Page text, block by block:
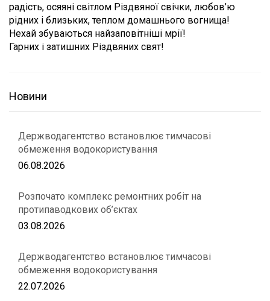
радість, осяяні світлом Різдвяної свічки, любов’ю
рідних і близьких, теплом домашнього вогнища!
Нехай збуваються найзаповітніші мрії!
Гарних і затишних Різдвяних свят!
Новини
Держводагентство встановлює тимчасові
обмеження водокористування
06.08.2026
Розпочато комплекс ремонтних робіт на
протипаводкових об’єктах
03.08.2026
Держводагентство встановлює тимчасові
обмеження водокористування
22.07.2026